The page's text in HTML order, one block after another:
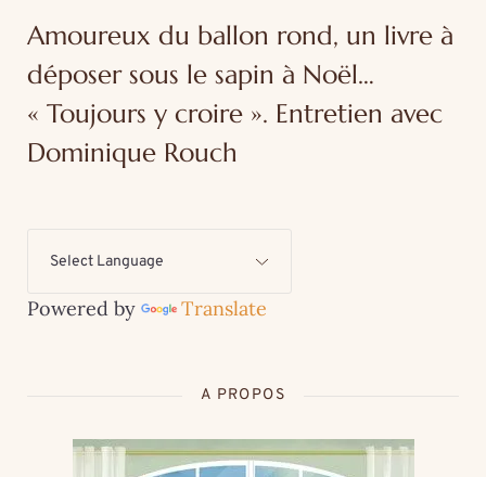
Amoureux du ballon rond, un livre à
déposer sous le sapin à Noël…
« Toujours y croire ». Entretien avec
Dominique Rouch
Powered by Translate
A PROPOS